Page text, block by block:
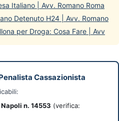
Italiano | Avv. Romano Roma
Detenuto H24 | Avv. Romano
per Droga: Cosa Fare | Avv
Cassazionista
n. 14553 (verifica: